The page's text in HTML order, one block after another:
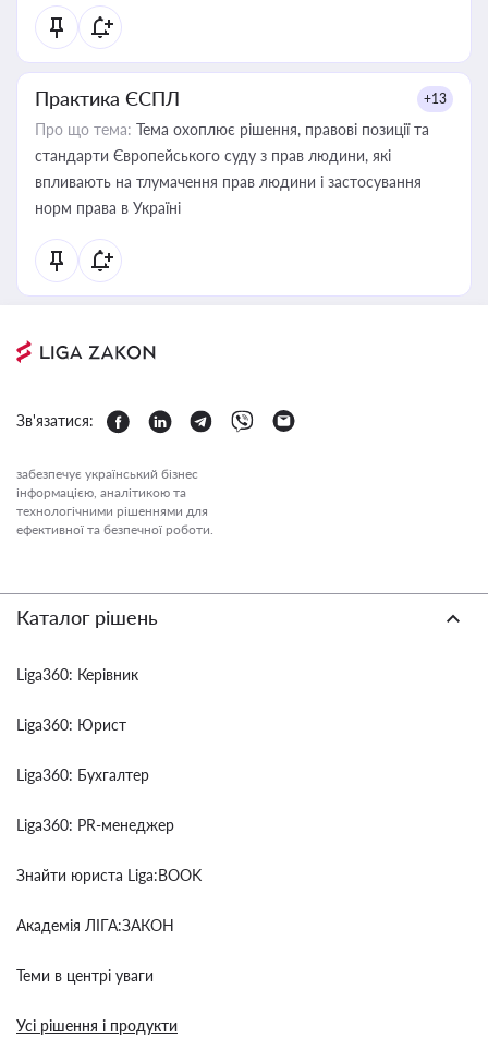
Практика ЄСПЛ +13
Про що тема: Тема охоплює рішення, правові позиції та
стандарти Європейського суду з прав людини, які
впливають на тлумачення прав людини і застосування
норм права в Україні
Зв'язатися:
забезпечує український бізнес
інформацією, аналітикою та
технологічними рішеннями для
ефективної та безпечної роботи.
Каталог рішень
Liga360: Керівник
Liga360: Юрист
Liga360: Бухгалтер
Liga360: PR-менеджер
Знайти юриста Liga:BOOK
Академія ЛІГА:ЗАКОН
Теми в центрі уваги
Усі рішення і продукти